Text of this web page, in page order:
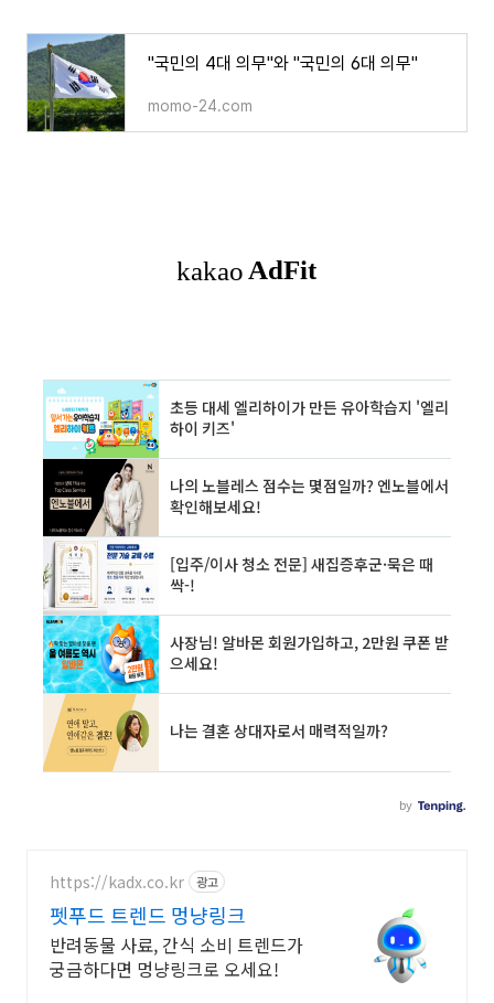
"국민의 4대 의무"와 "국민의 6대 의무"
momo-24.com
https://kadx.co.kr 광고
펫푸드 트렌드 멍냥링크
반려동물 사료, 간식 소비 트렌드가
궁금하다면 멍냥링크로 오세요!